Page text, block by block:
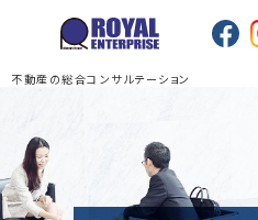
不動産の総合コンサルテーション